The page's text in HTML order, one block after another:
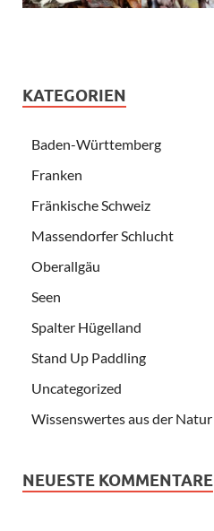
KATEGORIEN
Baden-Württemberg
Franken
Fränkische Schweiz
Massendorfer Schlucht
Oberallgäu
Seen
Spalter Hügelland
Stand Up Paddling
Uncategorized
Wissenswertes aus der Natur
NEUESTE KOMMENTARE